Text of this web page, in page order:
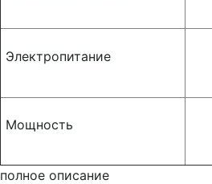
Электропитание
Мощность
полное описание